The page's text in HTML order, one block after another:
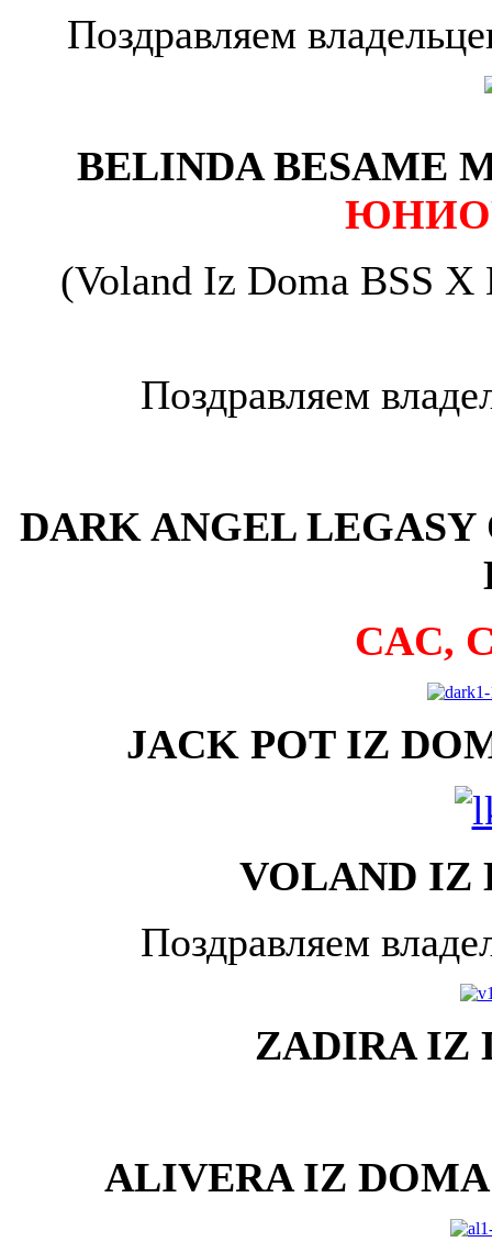
Поздравляем
BELINDA BESAME
(Voland Iz Doma BSS X
Поздравляем
DARK ANGEL
CAC,
JACK POT IZ
VOLAND IZ
Поздравляем
ZADIRA IZ
ALIVERA IZ DOMA